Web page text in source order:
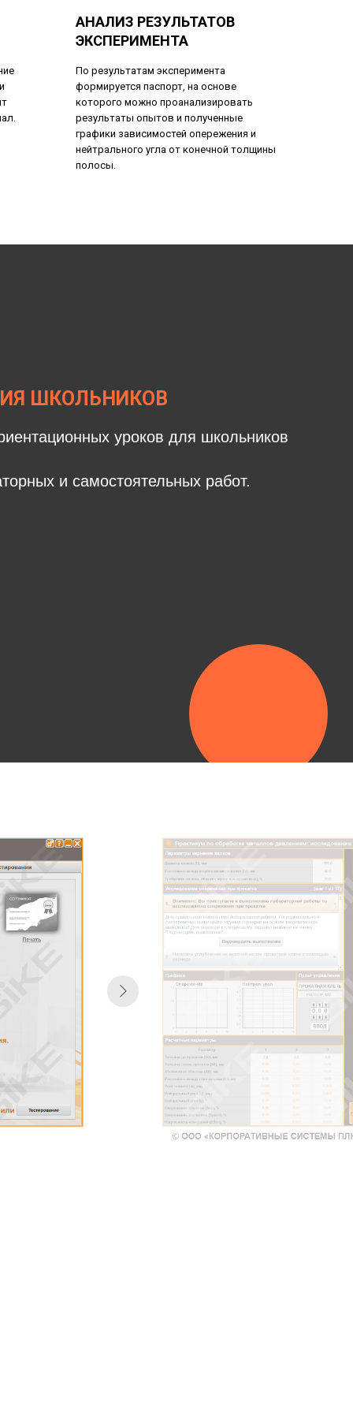
АНАЛИЗ РЕЗУЛЬТАТОВ
ЭКСПЕРИМЕНТА
По результатам эксперимента
формируется паспорт, на основе
которого можно проанализировать
результаты опытов и полученные
графики зависимостей опережения и
нейтрального угла от конечной толщины
полосы.
уроков для школьников
и самостоятельных работ.
ШКОЛЬНИКОВ